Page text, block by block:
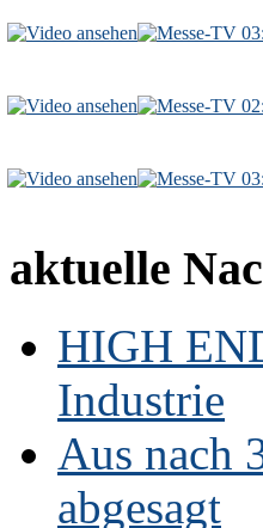
aktuelle
HIGH
Industrie
Aus nach
abgesagt